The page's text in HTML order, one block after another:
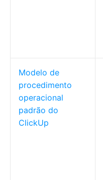
Modelo de
procedimento
operacional
padrão do
ClickUp